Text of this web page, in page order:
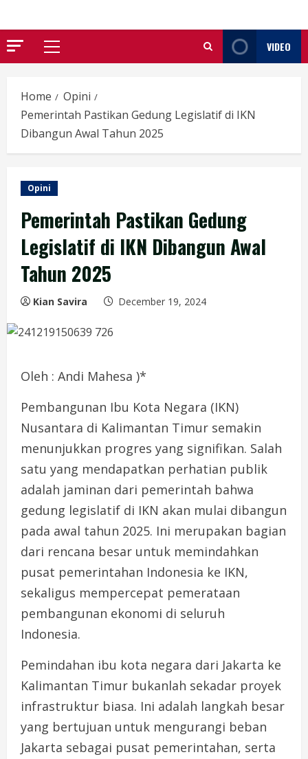
Primary
VIDEO
Home
Opini
Pemerintah Pastikan Gedung Legislatif di IKN
Dibangun Awal Tahun 2025
Opini
Pemerintah Pastikan Gedung
Legislatif di IKN Dibangun Awal
Tahun 2025
Kian Savira December 19, 2024
Oleh : Andi Mahesa )*
Pembangunan Ibu Kota Negara (IKN)
Nusantara di Kalimantan Timur semakin
menunjukkan progres yang signifikan. Salah
satu yang mendapatkan perhatian publik
adalah jaminan dari pemerintah bahwa
gedung legislatif di IKN akan mulai dibangun
pada awal tahun 2025. Ini merupakan bagian
dari rencana besar untuk memindahkan
pusat pemerintahan Indonesia ke IKN,
sekaligus mempercepat pemerataan
pembangunan ekonomi di seluruh
Indonesia.
Pemindahan ibu kota negara dari Jakarta ke
Kalimantan Timur bukanlah sekadar proyek
infrastruktur biasa. Ini adalah langkah besar
yang bertujuan untuk mengurangi beban
Jakarta sebagai pusat pemerintahan, serta